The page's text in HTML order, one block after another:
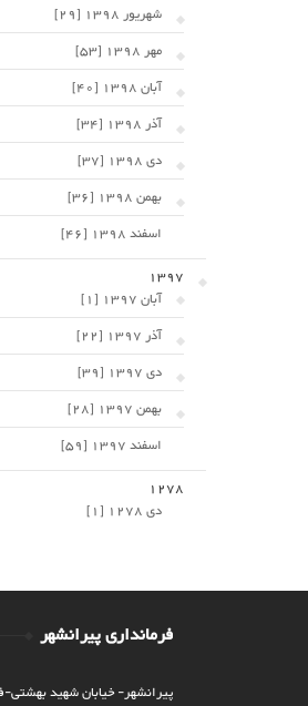
شهریور 1398 [29]
مهر 1398 [53]
آبان 1398 [40]
آذر 1398 [34]
دی 1398 [37]
بهمن 1398 [36]
اسفند 1398 [46]
1397
آبان 1397 [1]
آذر 1397 [22]
دی 1397 [39]
بهمن 1397 [28]
اسفند 1397 [59]
1278
دی 1278 [1]
فرمانداری پیرانشهر
پیرانشهر- خیابان شهید